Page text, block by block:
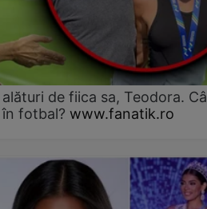
de fiica sa, Teodora.
fotbal? www.fanatik.ro